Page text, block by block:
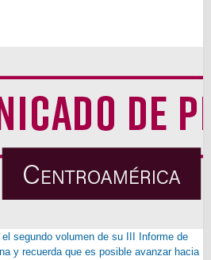
segundo volumen de su III Informe de
y recuerda que es posible avanzar hacia